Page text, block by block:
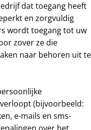
dat toegang heeft
en zorgvuldig
wordt toegang tot uw
zover ze die
naar behoren uit te
(bijvoorbeeld:
e-mails en sms-